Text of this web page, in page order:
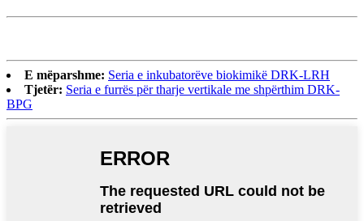
E mëparshme: Seria e inkubatorëve biokimikë DRK-LRH
Tjetër: Seria e furrës për tharje vertikale me shpërthim DRK-
BPG